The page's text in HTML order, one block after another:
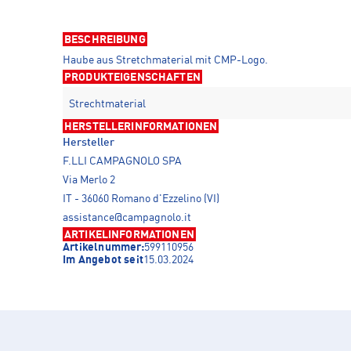
BESCHREIBUNG
Haube aus Stretchmaterial mit CMP-Logo.
PRODUKTEIGENSCHAFTEN
Strechtmaterial
HERSTELLERINFORMATIONEN
Hersteller
F.LLI CAMPAGNOLO SPA
Via Merlo 2
IT - 36060 Romano d'Ezzelino (VI)
assistance@campagnolo.it
ARTIKELINFORMATIONEN
Artikelnummer:599110956
Im Angebot seit15.03.2024